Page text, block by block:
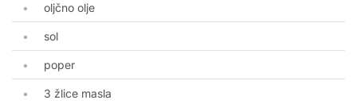
oljčno olje
sol
poper
3 žlice masla